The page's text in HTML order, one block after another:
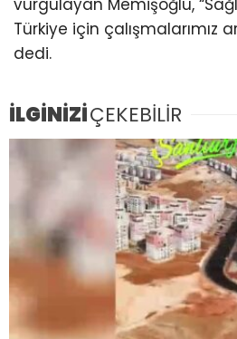
vurgulayan Memişoğlu,
Türkiye için çalışmalarımız
dedi.
İLGİNİZİÇEKEBİLİR